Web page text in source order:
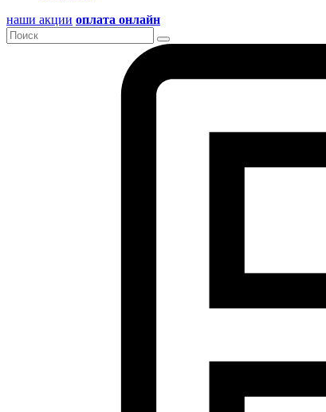
наши акции оплата онлайн